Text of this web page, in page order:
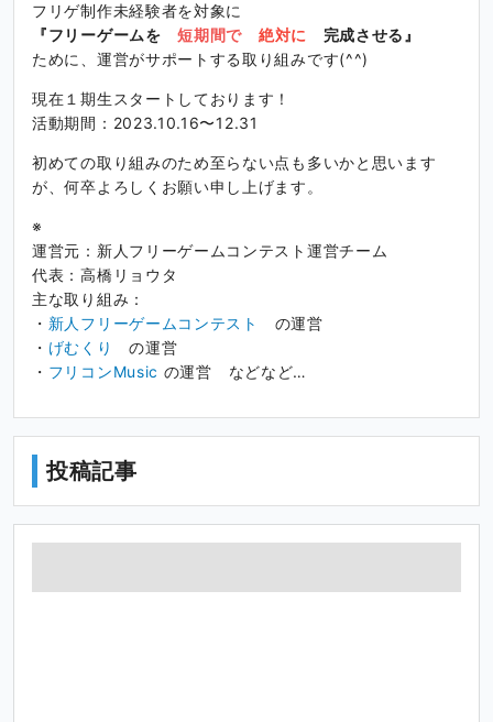
フリゲ制作未経験者を対象に
『フリーゲームを短期間で 絶対に
完成させる』
ために、運営がサポートする取り組みです(^^)
現在１期生スタートしております！
活動期間：2023.10.16〜12.31
初めての取り組みのため至らない点も多いかと思います
が、何卒よろしくお願い申し上げます。
※
運営元：新人フリーゲームコンテスト運営チーム
代表：高橋リョウタ
主な取り組み：
・ 新人フリーゲームコンテスト
の運営
・ げむくり
の運営
・ フリコンMusic の運営 などなど…
投稿記事